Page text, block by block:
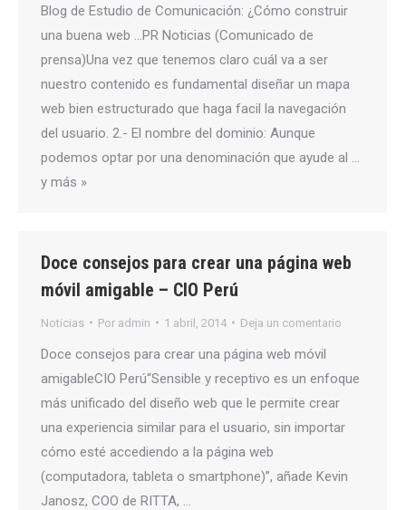
Blog de Estudio de Comunicación: ¿Cómo construir
una buena web …PR Noticias (Comunicado de
prensa)Una vez que tenemos claro cuál va a ser
nuestro contenido es fundamental diseñar un mapa
web bien estructurado que haga facil la navegación
del usuario. 2.- El nombre del dominio: Aunque
podemos optar por una denominación que ayude al …
y más »
Doce consejos para crear una página web
móvil amigable – CIO Perú
Noticias Por admin 1 abril, 2014 Deja un comentario
Doce consejos para crear una página web móvil
amigableCIO Perú“Sensible y receptivo es un enfoque
más unificado del diseño web que le permite crear
una experiencia similar para el usuario, sin importar
cómo esté accediendo a la página web
(computadora, tableta o smartphone)”, añade Kevin
Janosz, COO de RITTA, …